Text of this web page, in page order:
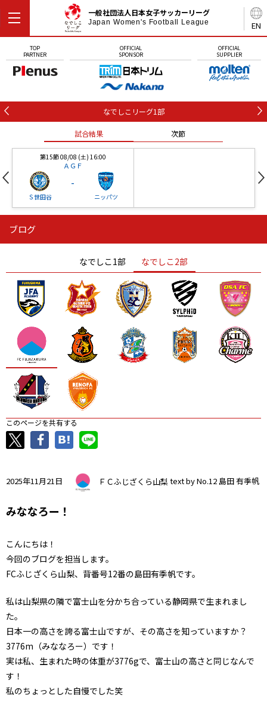
EN
一般社団法人日本女子サッカーリーグ
Japan Women's Football League
TOP
PARTNER
OFFICIAL
SPONSOR
OFFICIAL
SUPPLIER
なでしこリーグ1部
試合結果 次節
第15節 08/08 (土) 16:00
ＡＧＦ
Ｓ世田谷
-
ニッパツ
ニッパツ
ニッパツ 名古屋
石人の星
静岡 愛媛Ｌ
ブログ
なでしこ1部 なでしこ2部
このページを共有する
2025年11月21日 ＦＣふじざくら山梨text by No.12 島田 有季帆
みななろー！
こんにちは！
今回のブログを担当します。
FCふじざくら山梨、背番号12番の島田有季帆です。
私は山梨県の隣で富士山を分かち合っている静岡県で生まれまし
た。
日本一の高さを誇る富士山ですが、その高さを知っていますか？
3776m（みななろー）です！
実は私、生まれた時の体重が3776gで、富士山の高さと同じなんで
す！
私のちょっとした自慢でした笑